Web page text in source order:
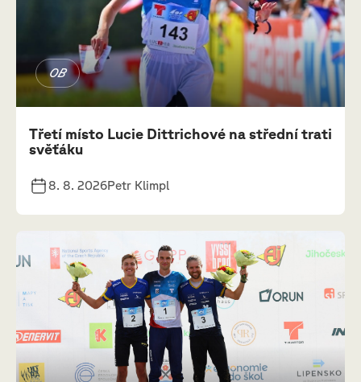
OB
Třetí místo Lucie Dittrichové na střední trati
svěťáku
8. 8. 2026Petr Klimpl